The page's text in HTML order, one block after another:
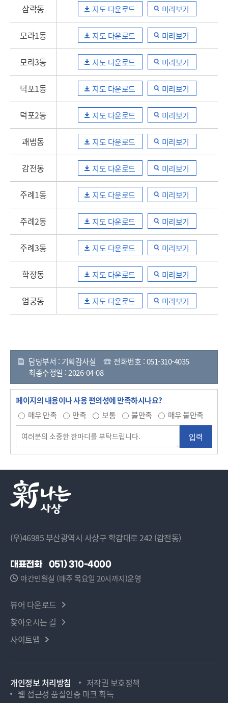
삼락동
지도 다운로드 미리보기
모라1동 지도 다운로드 미리보기
모라3동 지도 다운로드 미리보기
덕포1동 지도 다운로드 미리보기
덕포2동 지도 다운로드 미리보기
괘법동 지도 다운로드 미리보기
감전동 지도 다운로드 미리보기
주례1동 지도 다운로드 미리보기
주례2동 지도 다운로드 미리보기
주례3동 지도 다운로드 미리보기
학장동 지도 다운로드 미리보기
엄궁동 지도 다운로드 미리보기
담당부서 : 기획감사실
전화번호 : 051-310-4035
최종수정일 : 2026-04-08
페이지의 내용이나 사용 편의성에 만족하시나요?
매우 만족
만족 보통 불만족 매우 불만족
(우)46985 부산광역시 사상구 학감대로 242 (감전동)
대표전화
051) 310-4000
야간민원실 (매주 목요일 20시까지)운영
뷰어 다운로드
찾아오시는 길
사이트맵
개인정보 처리방침
저작권 보호정책
웹 접근성 품질인증 마크 획득